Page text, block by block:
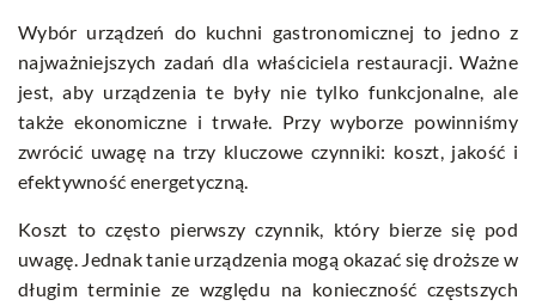
Wybór urządzeń do kuchni gastronomicznej to jedno z
najważniejszych zadań dla właściciela restauracji. Ważne
jest, aby urządzenia te były nie tylko funkcjonalne, ale
także ekonomiczne i trwałe. Przy wyborze powinniśmy
zwrócić uwagę na trzy kluczowe czynniki: koszt, jakość i
efektywność energetyczną.
Koszt to często pierwszy czynnik, który bierze się pod
uwagę. Jednak tanie urządzenia mogą okazać się droższe w
długim terminie ze względu na konieczność częstszych